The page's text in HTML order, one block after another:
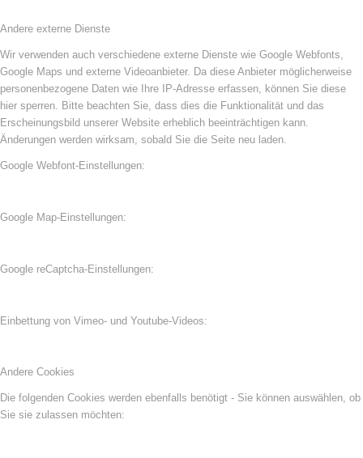
Andere externe Dienste
Wir verwenden auch verschiedene externe Dienste wie Google Webfonts,
Google Maps und externe Videoanbieter. Da diese Anbieter möglicherweise
personenbezogene Daten wie Ihre IP-Adresse erfassen, können Sie diese
hier sperren. Bitte beachten Sie, dass dies die Funktionalität und das
Erscheinungsbild unserer Website erheblich beeinträchtigen kann.
Änderungen werden wirksam, sobald Sie die Seite neu laden.
Google Webfont-Einstellungen:
Google Map-Einstellungen:
Google reCaptcha-Einstellungen:
Einbettung von Vimeo- und Youtube-Videos:
Andere Cookies
Die folgenden Cookies werden ebenfalls benötigt - Sie können auswählen, ob
Sie sie zulassen möchten: